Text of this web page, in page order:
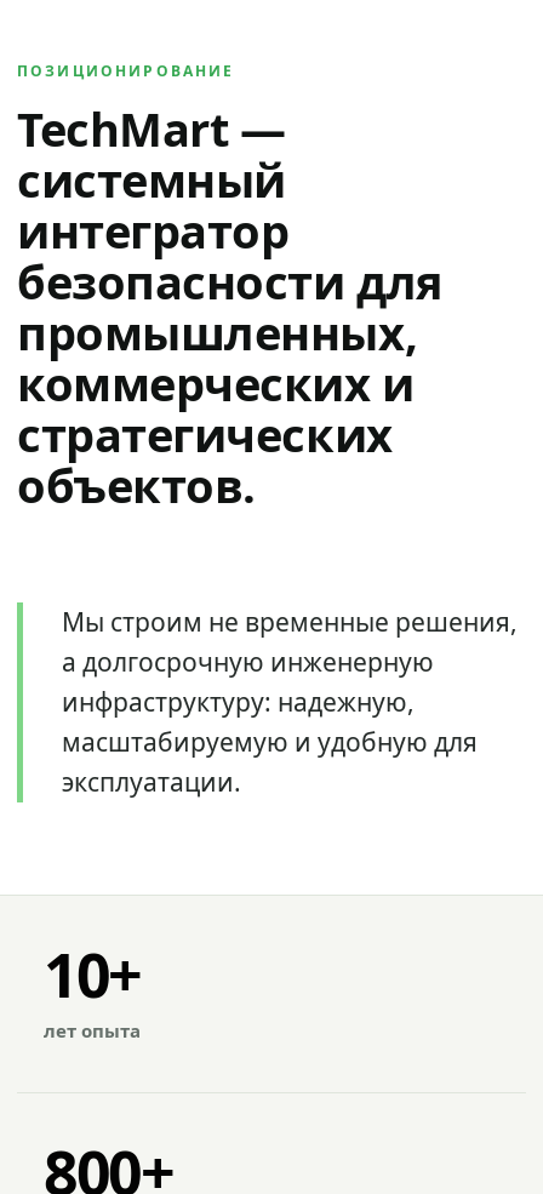
ПОЗИЦИОНИРОВАНИЕ
TechMart —
системный
интегратор
безопасности для
промышленных,
коммерческих и
стратегических
объектов.
Мы строим не временные решения,
а долгосрочную инженерную
инфраструктуру: надежную,
масштабируемую и удобную для
эксплуатации.
10+
лет опыта
800+